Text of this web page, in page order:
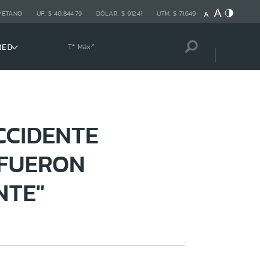
UF: $ 40.844,79 DÓLAR: $ 912,41 UTM: $ 71.649
Tª Máx:º